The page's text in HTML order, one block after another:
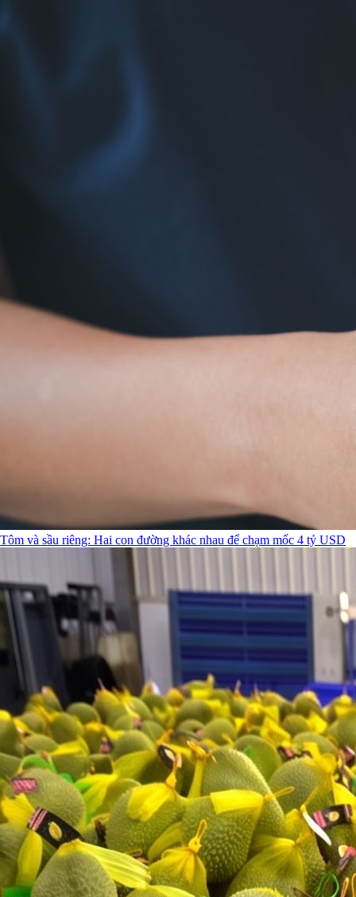
Tôm và sầu riêng: Hai con đường khác nhau để chạm mốc 4 tỷ USD